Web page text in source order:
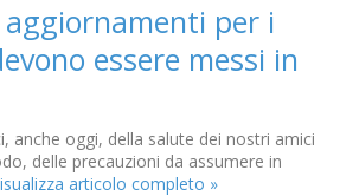
per i
essere messi in
anche oggi, della salute dei nostri amici
delle precauzioni da assumere in
articolo completo »